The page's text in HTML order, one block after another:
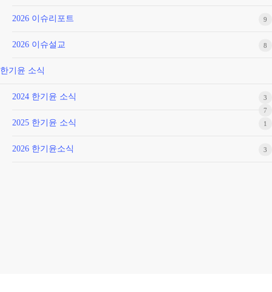
2026 이슈리포트 9
2026 이슈설교 8
한기윤 소식
7
2024 한기윤 소식 3
2025 한기윤 소식 1
2026 한기윤소식 3